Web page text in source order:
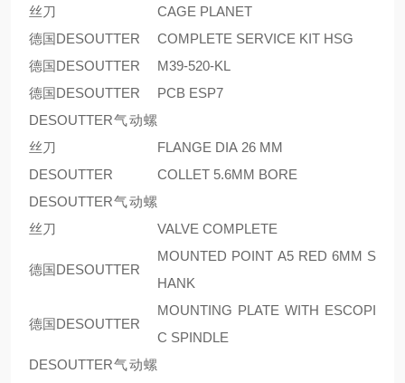
丝刀
CAGE PLANET
德国DESOUTTER
COMPLETE SERVICE KIT HSG
德国DESOUTTER
M39-520-KL
德国DESOUTTER
PCB ESP7
DESOUTTER气动螺
丝刀
FLANGE DIA 26 MM
DESOUTTER
COLLET 5.6MM BORE
DESOUTTER气动螺
丝刀
VALVE COMPLETE
德国DESOUTTER
MOUNTED POINT A5 RED 6MM S
HANK
德国DESOUTTER
MOUNTING PLATE WITH ESCOPI
C SPINDLE
DESOUTTER气动螺